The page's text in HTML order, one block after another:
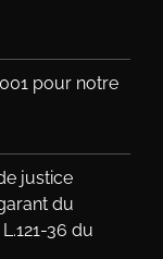
pour notre
justice
du
36 du